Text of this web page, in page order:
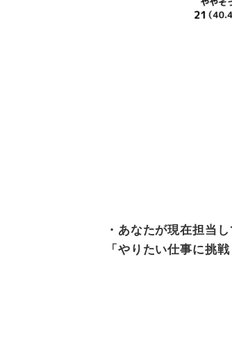
・あなたが現在担当
「やりたい仕事に挑